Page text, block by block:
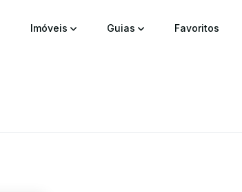
Imóveis Guias Favoritos